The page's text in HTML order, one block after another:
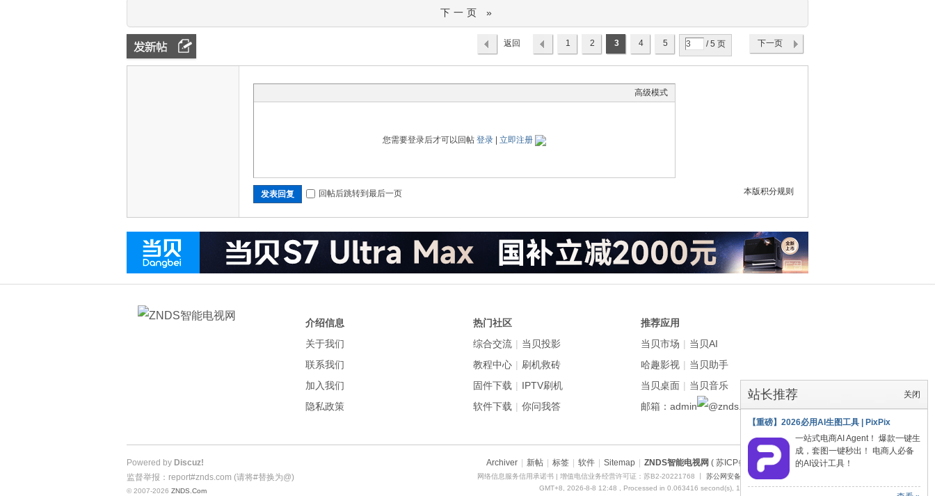
下一页 »
1 2 3 4 5 / 5 页 下一页
返回
高级模式
您需要登录后才可以回帖 登录 立即注册
本版积分规则
发表回复 回帖后跳转到最后一页
关闭
站长推荐
【重磅】2026必用AI生图工具 | PixPix
一站式电商AI Agent！ 爆款一键生
成，套图一键秒出！ 电商人必备
的AI设计工具！
推荐应用
当贝市场 | 当贝AI
哈趣影视 | 当贝助手
当贝桌面 | 当贝音乐
邮箱：admin
znds.com
热门社区
综合交流 | 当贝投影
教程中心 | 刷机救砖
固件下载 | IPTV刷机
软件下载 | 你问我答
介绍信息
关于我们
联系我们
加入我们
隐私政策
Archiver 新帖 标签 软件 Sitemap ZNDS智能电视网 ( 苏ICP备2023012627号 )
网络信息服务信用承诺书 | 增值电信业务经营许可证：苏B2-20221768 丨 苏公网安备 32011402011373号
GMT+8, 2026-8-8 12:48 , Processed in 0.063416 second(s), 13 queries , Redis On.
Powered by Discuz!
监督举报：report#znds.com (请将#替换为@)
© 2007-2026 ZNDS.Com